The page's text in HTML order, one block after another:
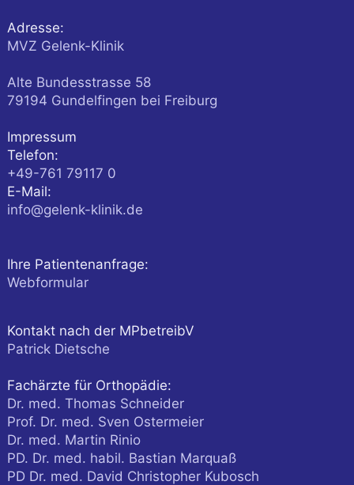
Adresse:
MVZ Gelenk-Klinik
Alte Bundesstrasse 58
79194 Gundelfingen bei Freiburg
Impressum
Telefon:
+49-761 79117 0
E-Mail:
info@gelenk-klinik.de
Ihre Patientenanfrage:
Webformular
Kontakt nach der MPbetreibV
Patrick Dietsche
Fachärzte für Orthopädie:
Dr. med. Thomas Schneider
Prof. Dr. med. Sven Ostermeier
Dr. med. Martin Rinio
PD. Dr. med. habil. Bastian Marquaß
PD Dr. med. David Christopher Kubosch